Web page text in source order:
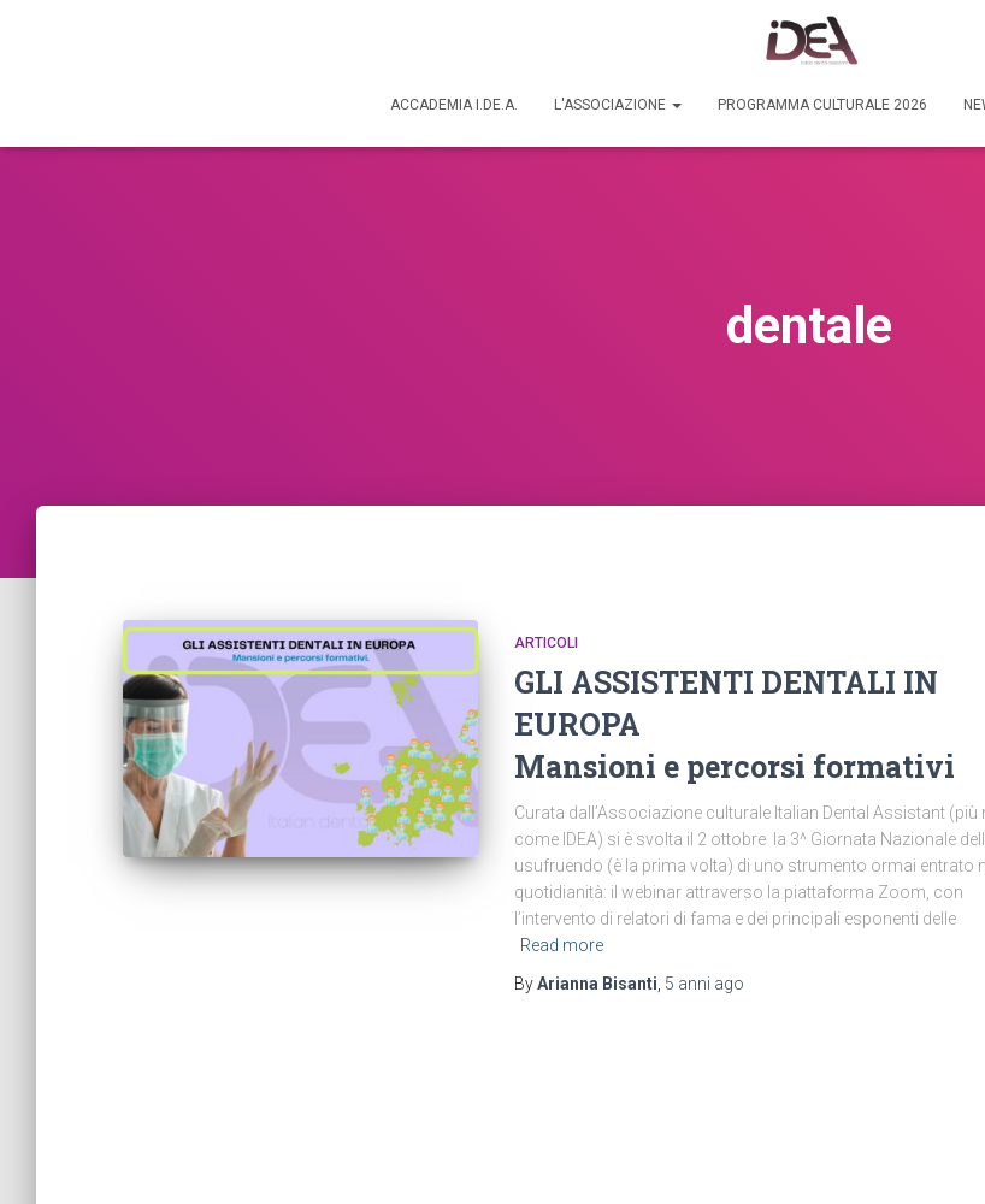
ACCADEMIA I.DE.A. L'ASSOCIAZIONE PROGRAMMA CULTURALE 2026
dentale
ARTICOLI
GLI ASSISTENTI DENTALI IN
EUROPA
Mansioni e percorsi formativi
Curata dall’Associazione culturale Italian Dental Assistant (più
come IDEA) si è svolta il 2 ottobre la 3^ Giornata Nazionale
usufruendo (è la prima volta) di uno strumento ormai entrato
quotidianità: il webinar attraverso la piattaforma Zoom, con
l’intervento di relatori di fama e dei principali esponenti delle
Read more
ByArianna Bisanti 5 anni ago